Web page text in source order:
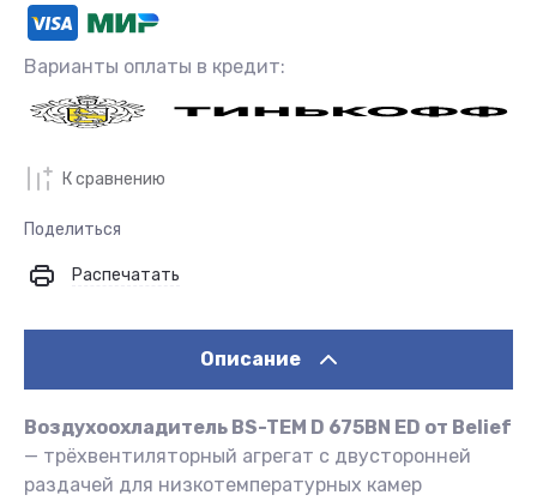
Варианты оплаты в кредит:
К сравнению
Поделиться
Распечатать
Описание
Воздухоохладитель BS-TEM D 675BN ED от Belief
— трёхвентиляторный агрегат с двусторонней
раздачей для низкотемпературных камер